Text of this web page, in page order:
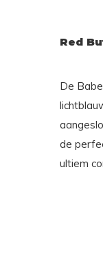
Red
De
de
ultiem